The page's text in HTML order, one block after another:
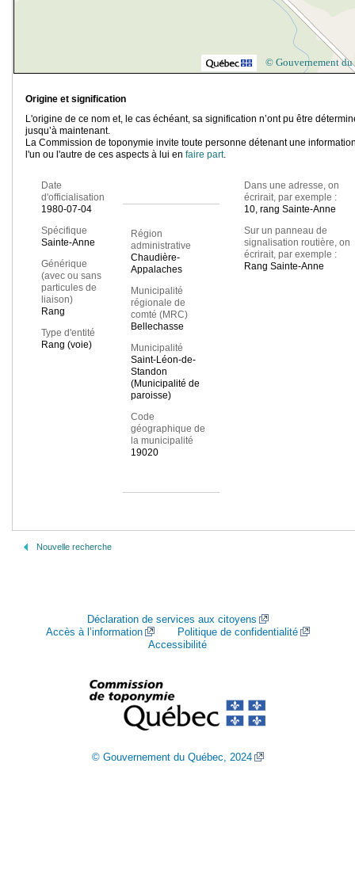
© Gouvernement du
Origine et signification
L'origine de ce nom et, le cas échéant, sa signification n’ont pu être
jusqu’à maintenant.
La Commission de toponymie invite toute personne détenant une
l'un ou l'autre de ces aspects à lui en faire part.
Date
d'officialisation
1980-07-04
Spécifique
Sainte-Anne
Générique
(avec ou sans
particules de
liaison)
Rang
Type d'entité
Rang (voie)
Région
administrative
Chaudière-
Appalaches
Municipalité
régionale de
comté (MRC)
Bellechasse
Municipalité
Saint-Léon-de-
Standon
(Municipalité de
paroisse)
Code
géographique de
la municipalité
19020
Dans une adresse, on
écrirait, par exemple :
10, rang Sainte-Anne
Sur un panneau de
signalisation routière, on
écrirait, par exemple :
Rang Sainte-Anne
Nouvelle recherche
Déclaration de services aux citoyens
Accès à l’information
Politique de confidentialité
Accessibilité
© Gouvernement du Québec, 2024